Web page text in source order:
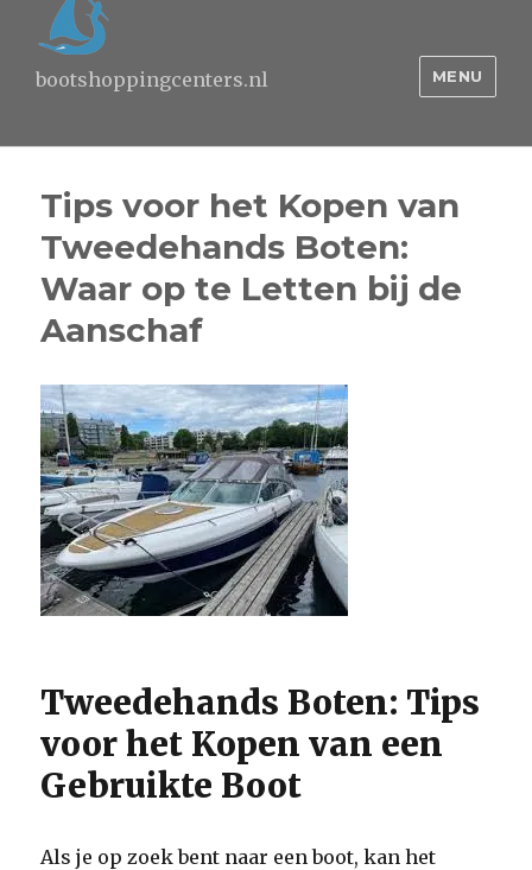
bootshoppingcenters.nl MENU
Tips voor het Kopen van
Tweedehands Boten:
Waar op te Letten bij de
Aanschaf
Tweedehands Boten: Tips
voor het Kopen van een
Gebruikte Boot
Als je op zoek bent naar een boot, kan het